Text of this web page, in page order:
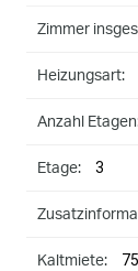
Zimmer
Heizungsart:
Anzahl
Etage: 3
Kaltmiete: